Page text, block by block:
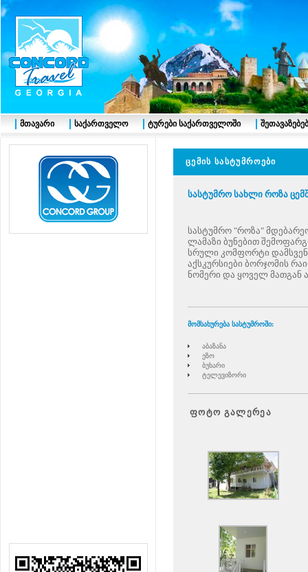
ცემის სასტუმროები
სასტუმრო სახლი როზა
სასტუმრო "როზა"
ლამაზი ბუნებით
სრული კომფორტი
აქსკურსიები ბორჯომის
ნომერი და ყოველ მათგან
მომსახურება სასტუმროში:
აბაზანა
ეზო
ბუხარი
ტელევიზორი
ფოტო გალერეა
მთავარი საქართველო ტურები საქართველოში